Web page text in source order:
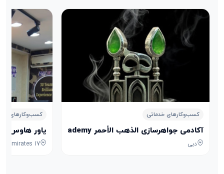
کسب‌وکارهای خدماتی
آکادمی جواهرسازی الذهب الأحمر Aldhahab Alahmar Jewelry Academy
دبی
کسب‌وکارهای
پاور هاوس POWER HOUSE